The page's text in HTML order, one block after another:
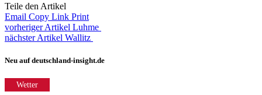
Teile den Artikel
Email Copy Link Print
vorheriger Artikel Luhme
nächster Artikel Wallitz
Neu auf deutschland-insight.de
Wetter